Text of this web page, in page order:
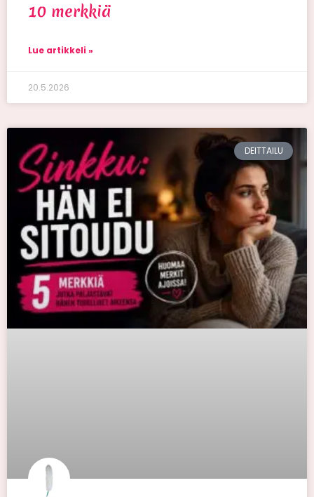
10 merkkiä
Lue artikkeli »
20.5.2026
DEITTAILU